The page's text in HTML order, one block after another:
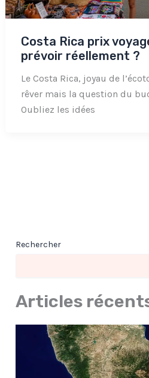
Costa Rica prix
prévoir réellement ?
Le Costa Rica, joyau de
rêver mais la question du
Oubliez les idées
Rechercher
Articles